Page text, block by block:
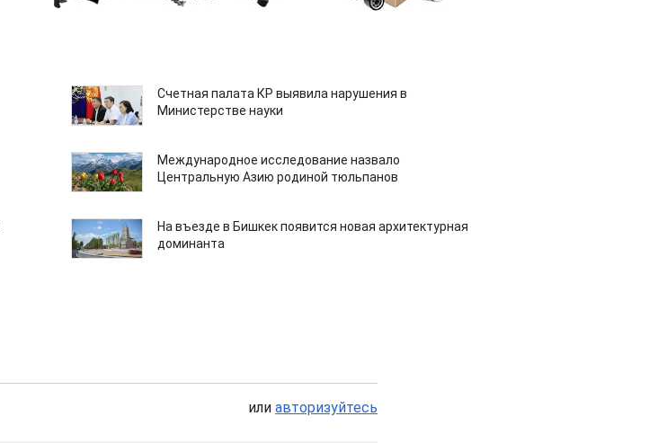
Счетная палата КР выявила нарушения в
Министерстве науки
Международное исследование назвало
Центральную Азию родиной тюльпанов
На въезде в Бишкек появится новая архитектурная
доминанта
или авторизуйтесь